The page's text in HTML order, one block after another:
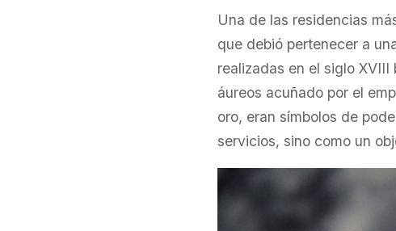
Una de las residencias
que debió pertenecer a
realizadas en el siglo
áureos acuñado por el
oro, eran símbolos de
servicios, sino como un